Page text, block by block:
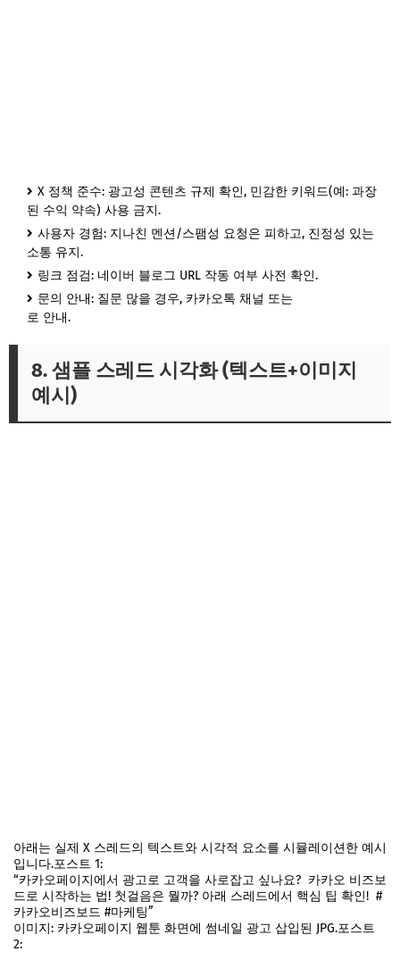
X 정책 준수: 광고성 콘텐츠 규제 확인, 민감한 키워드(예: 과장
된 수익 약속) 사용 금지.
사용자 경험: 지나친 멘션/스팸성 요청은 피하고, 진정성 있는
소통 유지.
링크 점검: 네이버 블로그 URL 작동 여부 사전 확인.
문의 안내: 질문 많을 경우, 카카오톡 채널 또는
로 안내.
8. 샘플 스레드 시각화 (텍스트+이미지
예시)
아래는 실제 X 스레드의 텍스트와 시각적 요소를 시뮬레이션한 예시
입니다.포스트 1:
“카카오페이지에서 광고로 고객을 사로잡고 싶나요? 카카오 비즈보
드로 시작하는 법! 첫걸음은 뭘까? 아래 스레드에서 핵심 팁 확인! #
카카오비즈보드 #마케팅”
이미지: 카카오페이지 웹툰 화면에 썸네일 광고 삽입된 JPG.포스트
2: